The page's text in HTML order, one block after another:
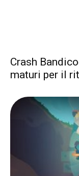
Crash
maturi per il